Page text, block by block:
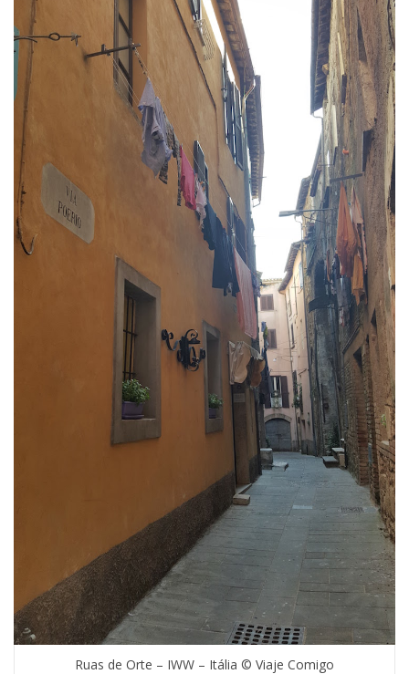
Ruas de Orte – IWW – Itália © Viaje Comigo